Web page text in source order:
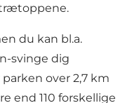
du kan bl.a.
svinge dig
over 2,7 km
end 110 forskellige